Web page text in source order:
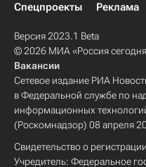
Спецпроекты
Реклама
Версия 2023.1 Beta
© 2026 МИА «Россия
Вакансии
Сетевое издание РИА
в Федеральной службе по
информационных
(Роскомнадзор) 08 апреля
Свидетельство о
Учредитель: Федеральное